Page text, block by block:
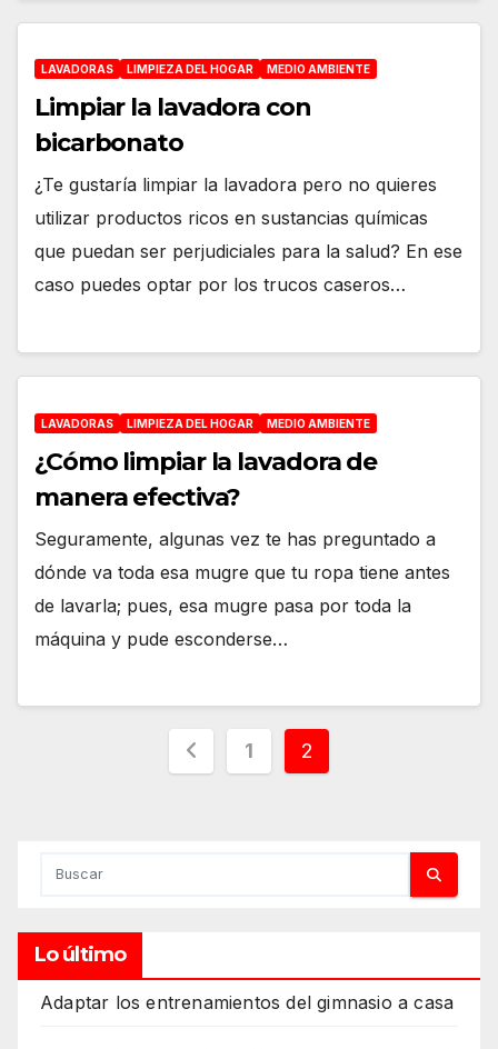
LAVADORAS LIMPIEZA DEL HOGAR MEDIO AMBIENTE
Limpiar la lavadora con
bicarbonato
¿Te gustaría limpiar la lavadora pero no quieres
utilizar productos ricos en sustancias químicas
que puedan ser perjudiciales para la salud? En ese
caso puedes optar por los trucos caseros…
LAVADORAS LIMPIEZA DEL HOGAR MEDIO AMBIENTE
¿Cómo limpiar la lavadora de
manera efectiva?
Seguramente, algunas vez te has preguntado a
dónde va toda esa mugre que tu ropa tiene antes
de lavarla; pues, esa mugre pasa por toda la
máquina y pude esconderse…
Paginación
1 2
Lo último
Adaptar los entrenamientos del gimnasio a casa